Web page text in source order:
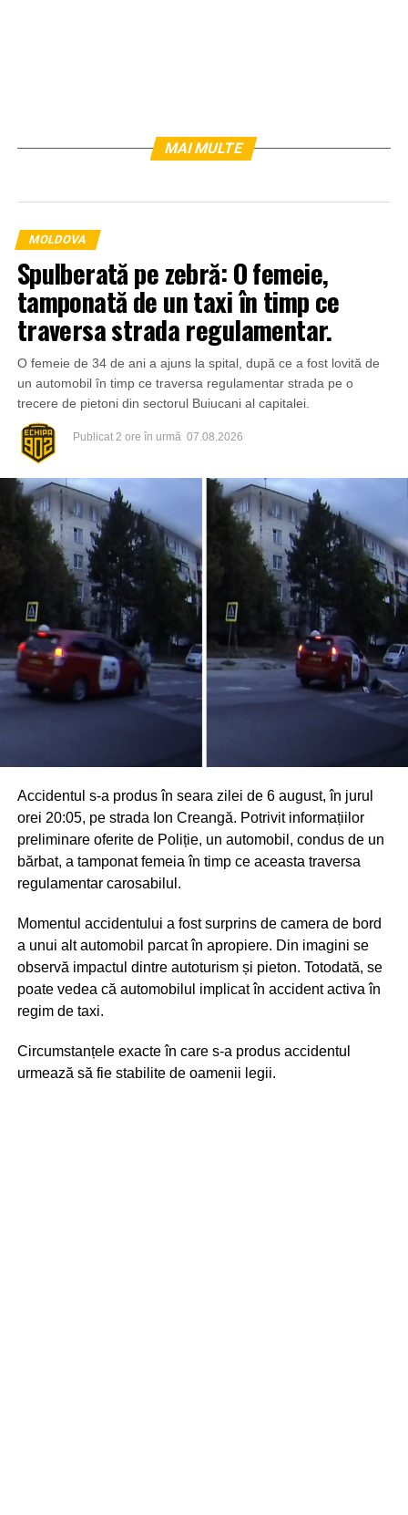
MAI MULTE
MOLDOVA
Spulberată pe zebră: O femeie,
tamponată de un taxi în timp ce
traversa strada regulamentar.
O femeie de 34 de ani a ajuns la spital, după ce a fost lovită de
un automobil în timp ce traversa regulamentar strada pe o
trecere de pietoni din sectorul Buiucani al capitalei.
Publicat 2 ore în urmă 07.08.2026
Accidentul s-a produs în seara zilei de 6 august, în jurul
orei 20:05, pe strada Ion Creangă. Potrivit informațiilor
preliminare oferite de Poliție, un automobil, condus de un
bărbat, a tamponat femeia în timp ce aceasta traversa
regulamentar carosabilul.
Momentul accidentului a fost surprins de camera de bord
a unui alt automobil parcat în apropiere. Din imagini se
observă impactul dintre autoturism și pieton. Totodată, se
poate vedea că automobilul implicat în accident activa în
regim de taxi.
Circumstanțele exacte în care s-a produs accidentul
urmează să fie stabilite de oamenii legii.